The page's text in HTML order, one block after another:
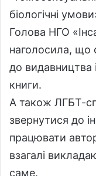
біологічні
Голова НГО
наголосила, що
до видавництва
книги.
А також ЛГБТ-
звернутися до
працювати
взагалі
саме.